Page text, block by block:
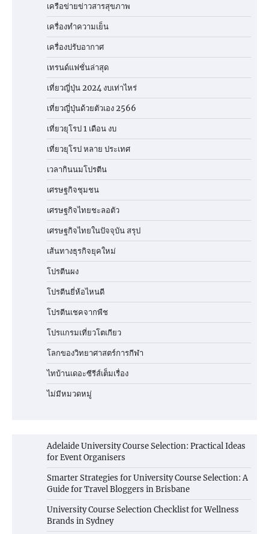
เครือข่ายข่าวสารสุขภาพ
เครื่องทำความเย็น
เครื่องปรับอากาศ
เทรนด์แฟชั่นล่าสุด
เที่ยวญี่ปุ่น 2024 งบเท่าไหร่
เที่ยวญี่ปุ่นด้วยตัวเอง 2566
เที่ยวยุโรป 1 เดือน งบ
เที่ยวยุโรป หลาย ประเทศ
เวลากินนมโปรตีน
เศรษฐกิจชุมชน
เศรษฐกิจไทยชะลอตัว
เศรษฐกิจไทยในปัจจุบัน สรุป
เส้นทางธุรกิจยุคใหม่
โปรตีนผง
โปรตีนยี่ห้อไหนดี
โปรตีนเชคจากพืช
โปรแกรมเที่ยวโตเกียว
โลกของวิทยาศาสตร์การกีฬา
ไทบ้านเดอะซีรีส์เต็มเรื่อง
ไม่มีหมวดหมู่
Adelaide University Course Selection: Practical Ideas
for Event Organisers
Smarter Strategies for University Course Selection: A
Guide for Travel Bloggers in Brisbane
University Course Selection Checklist for Wellness
Brands in Sydney